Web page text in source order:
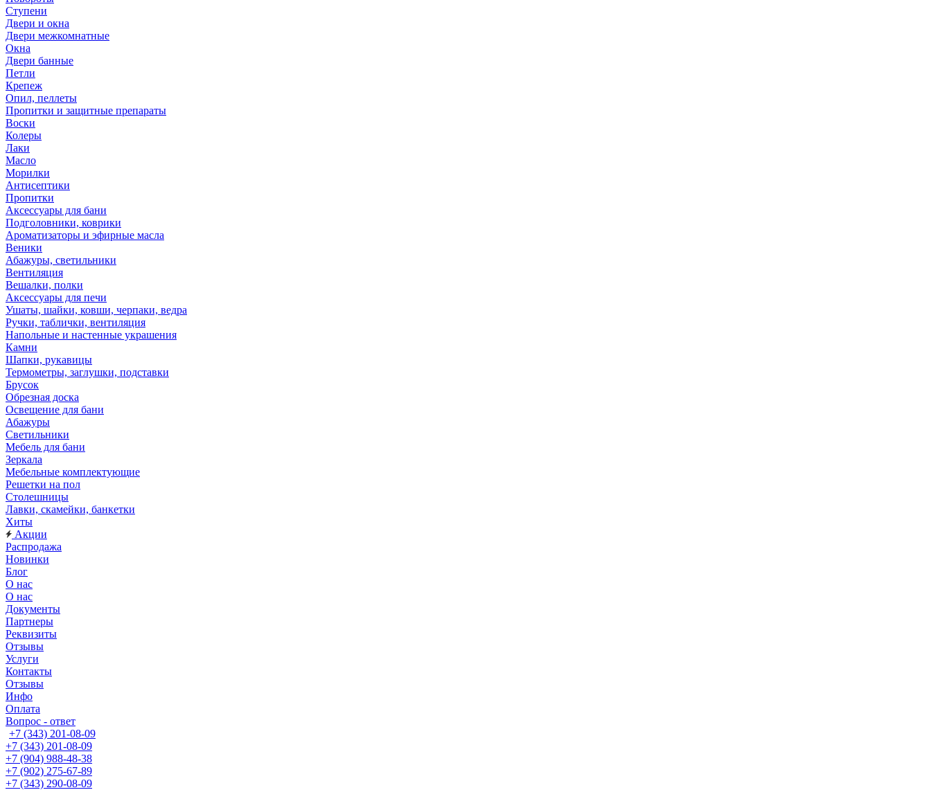
Ступени
Двери и окна
Двери межкомнатные
Окна
Двери банные
Петли
Крепеж
Опил, пеллеты
Пропитки и защитные препараты
Воски
Колеры
Лаки
Масло
Морилки
Антисептики
Пропитки
Аксессуары для бани
Подголовники, коврики
Ароматизаторы и эфирные масла
Веники
Абажуры, светильники
Вентиляция
Вешалки, полки
Аксессуары для печи
Ушаты, шайки, ковши, черпаки, ведра
Ручки, таблички, вентиляция
Напольные и настенные украшения
Камни
Шапки, рукавицы
Термометры, заглушки, подставки
Брусок
Обрезная доска
Освещение для бани
Абажуры
Светильники
Мебель для бани
Зеркала
Мебельные комплектующие
Решетки на пол
Столешницы
Лавки, скамейки, банкетки
Хиты
Акции
Распродажа
Новинки
Блог
О нас
О нас
Документы
Партнеры
Реквизиты
Отзывы
Услуги
Контакты
Отзывы
Инфо
Оплата
Вопрос - ответ
+7 (343) 201-08-09
+7 (343) 201-08-09
+7 (904) 988-48-38
+7 (902) 275-67-89
+7 (343) 290-08-09